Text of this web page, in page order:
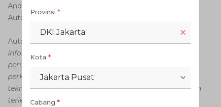
Anda dan miliki dengan mudah menggunakan aplikasi
Auto2000 Digiroom.
Auto2000 Digiroom
Informasi dalam konten artikel ini dapat mengalami
perubahan dan perbedaan, menyesuaikan dengan
perkembangan, situasi, strategi bisnis, kemajuan
teknologi dan kebijakan tertentu tanpa pemberitahuan
terlebih dahulu.
Provinsi *
DKI Jakarta
Kota *
Jakarta Pusat
Cabang *